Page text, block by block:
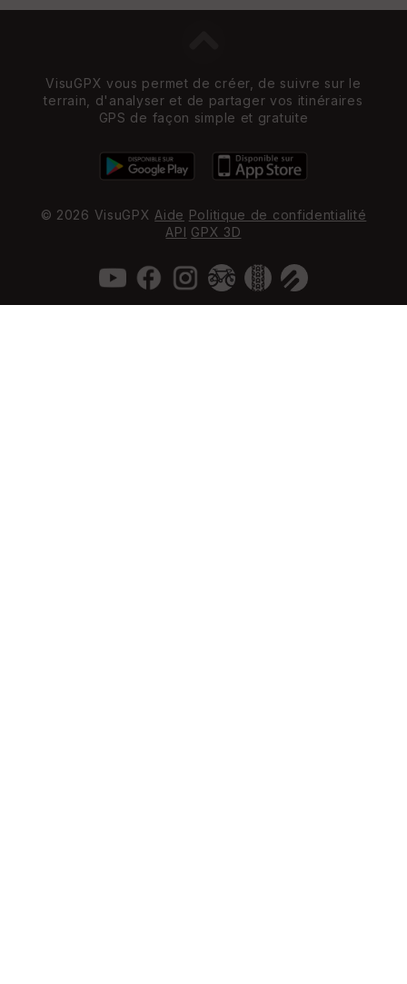
VisuGPX vous permet de créer, de suivre sur le
terrain, d'analyser et de partager vos itinéraires
GPS de façon simple et gratuite
© 2026 VisuGPX Aide Politique de confidentialité
API GPX 3D